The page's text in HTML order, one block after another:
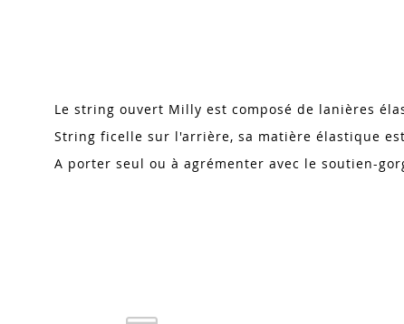
Le string ouvert Milly est composé de lanières
String ficelle sur l'arrière, sa matière élastique
A porter seul ou à agrémenter avec le soutien-